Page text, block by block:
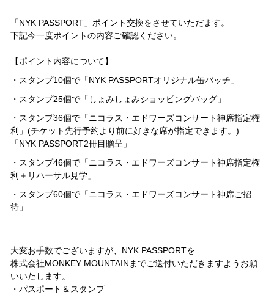
「NYK PASSPORT」ポイント交換をさせていただます。
下記今一度ポイントの内容ご確認ください。
【ポイント内容について】
・スタンプ10個で「NYK PASSPORTオリジナル缶バッチ」
・スタンプ25個で「しょみしょみショッピングバッグ」
・スタンプ36個で「ニコラス・エドワーズコンサート神席指定権
利」(チケット先行予約より前に好きな席が指定できます。)
「NYK PASSPORT2冊目贈呈」
・スタンプ46個で「ニコラス・エドワーズコンサート神席指定権
利＋リハーサル見学」
・スタンプ60個で「ニコラス・エドワーズコンサート神席ご招
待」
大変お手数でございますが、NYK PASSPORTを
株式会社MONKEY MOUNTAINまでご送付いただきますようお願
いいたします。
・パスポート＆スタンプ